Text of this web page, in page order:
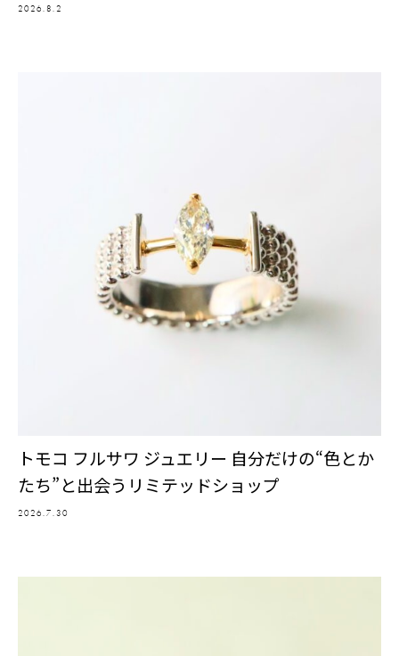
2026.8.2
トモコ フルサワ ジュエリー 自分だけの“色とか
たち”と出会うリミテッドショップ
2026.7.30